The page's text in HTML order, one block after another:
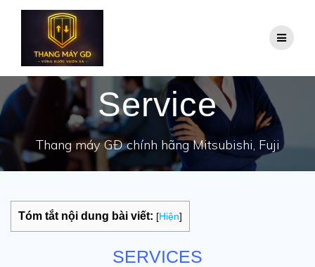
Service
Thang máy GĐ chính hãng Mitsubishi, Fuji
Tóm tắt nội dung bài viết: [Hiện]
SERVICES